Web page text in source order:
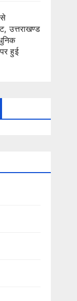
उत्तराखण्ड
हुई